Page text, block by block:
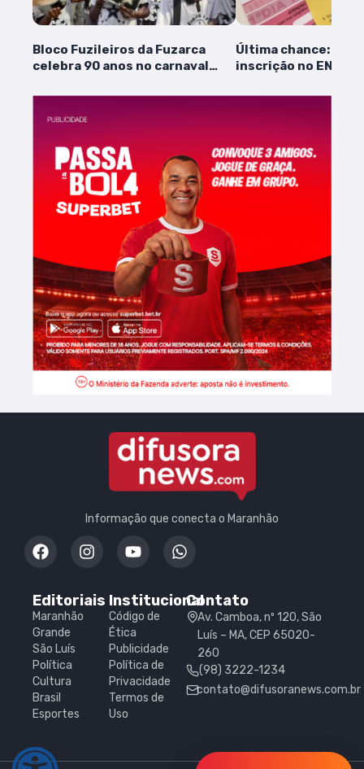
Bloco Fuzileiros da Fuzarca
celebra 90 anos no carnaval
São Luís
Última chance:
inscrição no ENEM
Informação que conecta o Maranhão
Editoriais
Maranhão
Grande
São Luís
Política
Cultura
Brasil
Esportes
Institucional
Código de
Ética
Publicidade
Política de
Privacidade
Termos de
Uso
Contato
Av. Camboa, nº 120, São
Luís – MA, CEP 65020-
260
(98) 3222-1234
contato@difusoranews.com.br